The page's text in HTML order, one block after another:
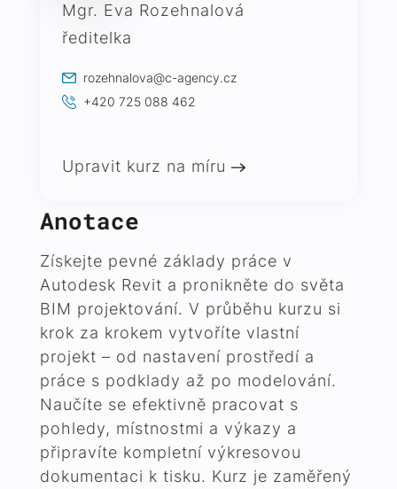
Anotace
Získejte pevné základy práce v
Autodesk Revit a pronikněte do světa
BIM projektování. V průběhu kurzu si
krok za krokem vytvoříte vlastní
projekt – od nastavení prostředí a
práce s podklady až po modelování.
Naučíte se efektivně pracovat s
pohledy, místnostmi a výkazy a
připravíte kompletní výkresovou
dokumentaci k tisku. Kurz je zaměřený
Mgr. Eva Rozehnalová
ředitelka
rozehnalova@c-agency.cz
+420 725 088 462
Upravit kurz na míru